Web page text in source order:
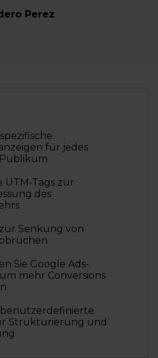
Perez
für jedes
UTM-Tags zur
des
Senkung von
Sie Google Ads-
mehr Conversions
benutzerdefinierte
Strukturierung und